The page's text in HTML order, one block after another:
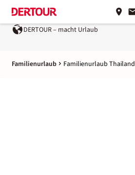
Ein Unternehmen der REWE Group
Familienurlaub Familienurlaub Thailand